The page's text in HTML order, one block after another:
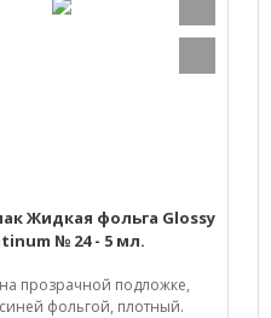
Жидкая фольга Glossy
№ 24 - 5 мл.
прозрачной подложке,
фольгой, плотный.